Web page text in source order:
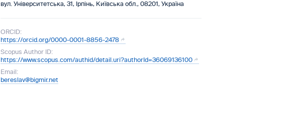
вул. Університетська, 31, Ірпінь, Київська обл., 08201, Україна
ORCID:
https://orcid.org/0000-0001-8856-2478
Scopus Author ID:
https://www.scopus.com/authid/detail.uri?authorId=36069136100
Email:
bereslav@bigmir.net